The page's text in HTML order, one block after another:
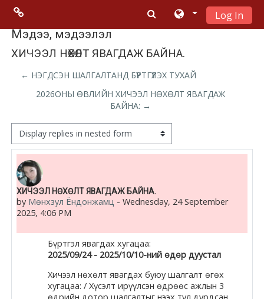
Menu 2
Moodle
community
free support
Moodle
development
Moodle
Moodle.com
Log In
Мэдээ, мэдээлэл
ХИЧЭЭЛ НӨХӨЛТ ЯВАГДАЖ БАЙНА.
← НЭГДСЭН ШАЛГАЛТАНД БҮРТГҮҮЛЭХ ТУХАЙ
2026ОНЫ ӨВЛИЙН ХИЧЭЭЛ НӨХӨЛТ ЯВАГДАЖ
БАЙНА: →
Display mode
ХИЧЭЭЛ НӨХӨЛТ ЯВАГДАЖ БАЙНА.
by Мөнхзул Ёндонжамц -Wednesday, 24 September
2025, 4:06 PM
Number of replies: 0
Бүртгэл явагдах хугацаа:
2025/09/24 - 2025/10/10-ний өдөр дуустал
Хичээл нөхөлт явагдах буюу шалгалт өгөх
хугацаа: / Хүсэлт ирүүлсэн өдрөөс ажлын 3